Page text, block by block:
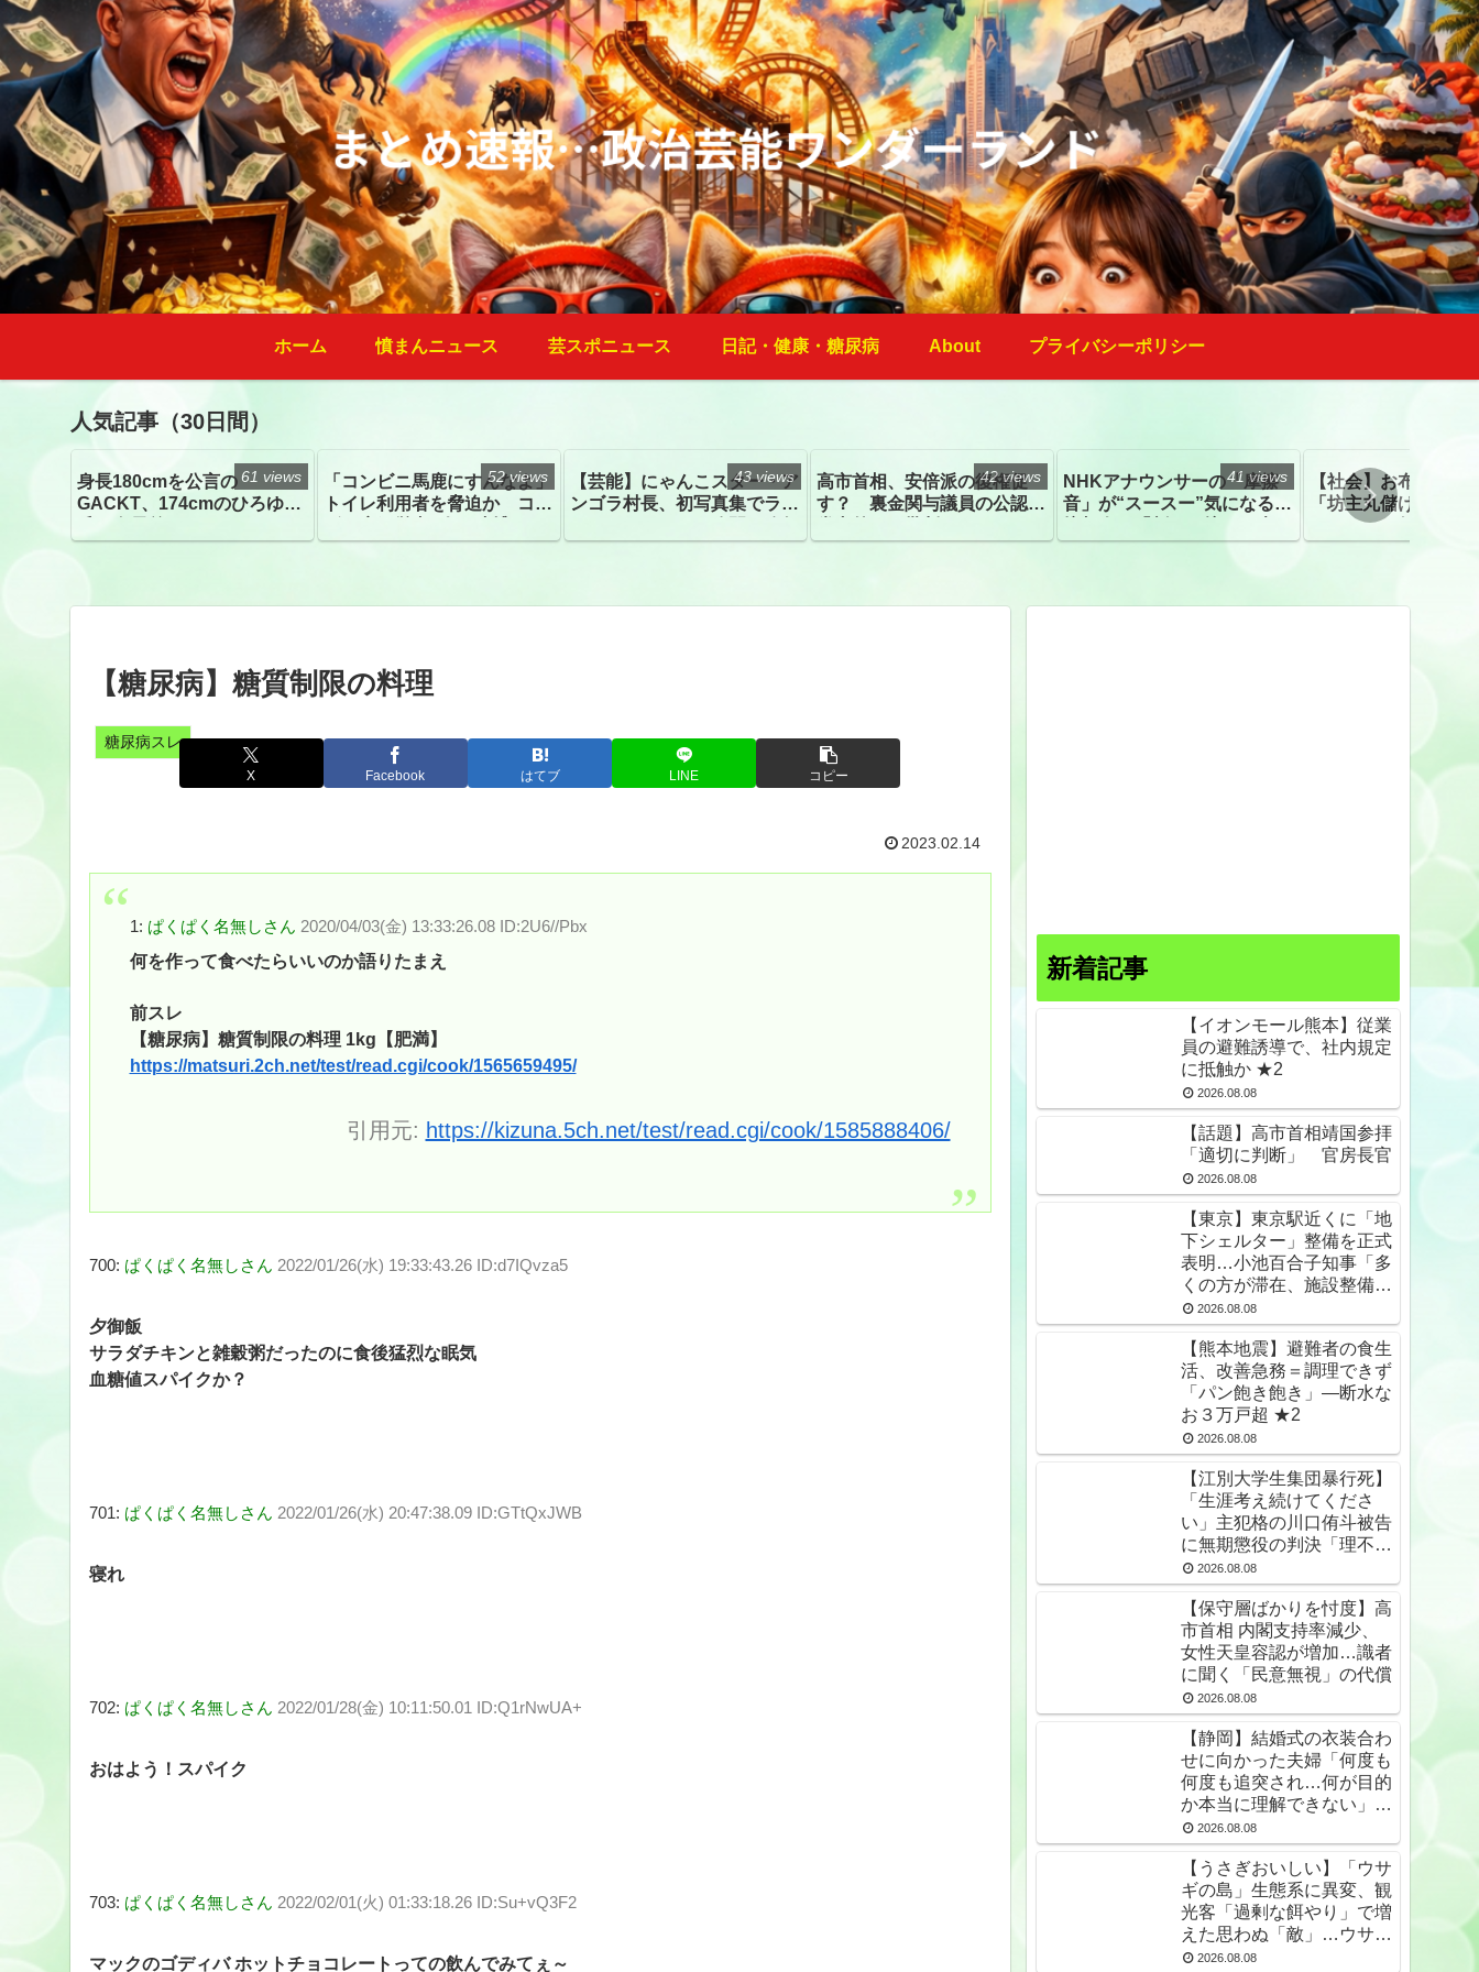
ホーム 憤まんニュース 芸スポニュース 日記・健康・糖尿病 About プライバシーポリシー
人気記事（30日間）
身長180cmを公言の
GACKT、174cmのひろゆき
トざわつき イベントでの写
61 views
「コンビニ馬鹿にすんなよ」
トイレ利用者を脅迫か コン
52 views
【芸能】にゃんこスター・ア
ンゴラ村長、初写真集でラン
はデジタル写真集が異例の大
43 views
高市首相、安倍派の復権促
す？ 裏金関与議員の公認、
42 views
NHKアナウンサーの「摩擦
音」が“スースー”気になる指
聴こえる。聴きづらい」
41 views
【社会】お布施、戒
「坊主丸儲け」は
ほとんどが年収３０
下「地方の寺の僧侶
【糖尿病】糖質制限の料理
糖尿病スレ
X Facebook はてブ LINE コピー
2023.02.14
1: ぱくぱく名無しさん 2020/04/03(金) 13:33:26.08 ID:2U6//Pbx
何を作って食べたらいいのか語りたまえ
前スレ
【糖尿病】糖質制限の料理 1kg【肥満】
https://matsuri.2ch.net/test/read.cgi/cook/1565659495/
引用元: https://kizuna.5ch.net/test/read.cgi/cook/1585888406/
700: ぱくぱく名無しさん 2022/01/26(水) 19:33:43.26 ID:d7IQvza5
夕御飯
サラダチキンと雑穀粥だったのに食後猛烈な眠気
血糖値スパイクか？
701: ぱくぱく名無しさん 2022/01/26(水) 20:47:38.09 ID:GTtQxJWB
寝れ
702: ぱくぱく名無しさん 2022/01/28(金) 10:11:50.01 ID:Q1rNwUA+
おはよう！スパイク
703: ぱくぱく名無しさん 2022/02/01(火) 01:33:18.26 ID:Su+vQ3F2
マックのゴディバ ホットチョコレートっての飲んでみてぇ～
新着記事
【イオンモール熊本】従業
員の避難誘導で、社内規定
に抵触か ★2
2026.08.08
【話題】高市首相靖国参拝
「適切に判断」 官房長官
2026.08.08
【東京】東京駅近くに「地
下シェルター」整備を正式
表明…小池百合子知事「多
くの方が滞在、施設整備の
効果高い」 ★2
2026.08.08
【熊本地震】避難者の食生
活、改善急務＝調理できず
「パン飽き飽き」―断水な
お３万戸超 ★2
2026.08.08
【江別大学生集団暴行死】
「生涯考え続けてくださ
い」主犯格の川口侑斗被告
に無期懲役の判決「理不尽
以外の何ものでもない」
★2
2026.08.08
【保守層ばかりを忖度】高
市首相 内閣支持率減少、
女性天皇容認が増加…識者
に聞く「民意無視」の代償
2026.08.08
【静岡】結婚式の衣装合わ
せに向かった夫婦「何度も
何度も追突され…何が目的
か本当に理解できない」東
名高速で続いた約1.7キロ
の追突
2026.08.08
【うさぎおいしい】「ウサ
ギの島」生態系に異変、観
光客「過剰な餌やり」で増
えた思わぬ「敵」…ウサギ
襲い口でくわえる姿も 大
2026.08.08